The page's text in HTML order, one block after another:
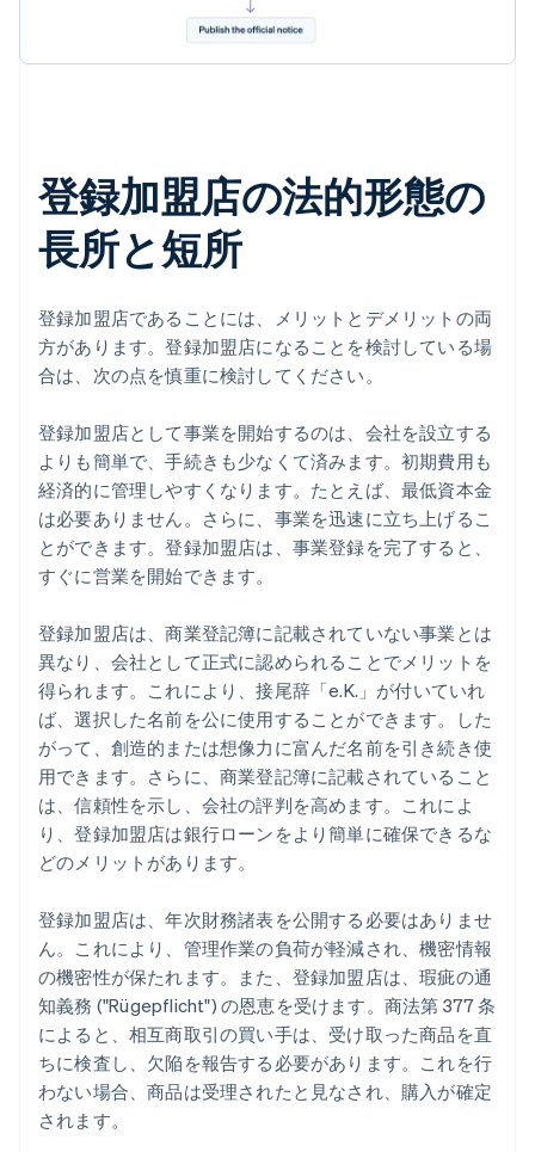
登録加盟店の法的形態の
長所と短所
登録加盟店であることには、メリットとデメリットの両
方があります。登録加盟店になることを検討している場
合は、次の点を慎重に検討してください。
登録加盟店として事業を開始するのは、会社を設立する
よりも簡単で、手続きも少なくて済みます。初期費用も
経済的に管理しやすくなります。たとえば、最低資本金
は必要ありません。さらに、事業を迅速に立ち上げるこ
とができます。登録加盟店は、事業登録を完了すると、
すぐに営業を開始できます。
登録加盟店は、商業登記簿に記載されていない事業とは
異なり、会社として正式に認められることでメリットを
得られます。これにより、接尾辞「e.K.」が付いていれ
ば、選択した名前を公に使用することができます。した
がって、創造的または想像力に富んだ名前を引き続き使
用できます。さらに、商業登記簿に記載されていること
は、信頼性を示し、会社の評判を高めます。これによ
り、登録加盟店は銀行ローンをより簡単に確保できるな
どのメリットがあります。
登録加盟店は、年次財務諸表を公開する必要はありませ
ん。これにより、管理作業の負荷が軽減され、機密情報
の機密性が保たれます。また、登録加盟店は、瑕疵の通
知義務 ("Rügepflicht") の恩恵を受けます。商法第 377 条
によると、相互商取引の買い手は、受け取った商品を直
ちに検査し、欠陥を報告する必要があります。これを行
わない場合、商品は受理されたと見なされ、購入が確定
されます。